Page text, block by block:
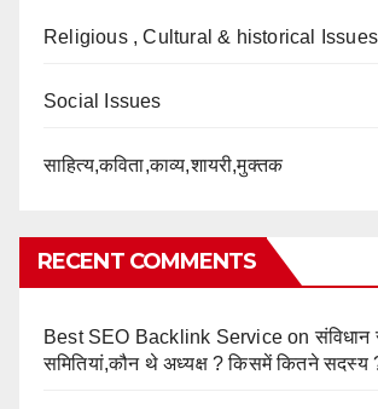
Religious , Cultural & historical Issues
Social Issues
साहित्य,कविता,काव्य,शायरी,मुक्तक
RECENT COMMENTS
Best SEO Backlink Service onसंविधान
समितियां,कौन थे अध्यक्ष ? किसमें कितने सदस्य